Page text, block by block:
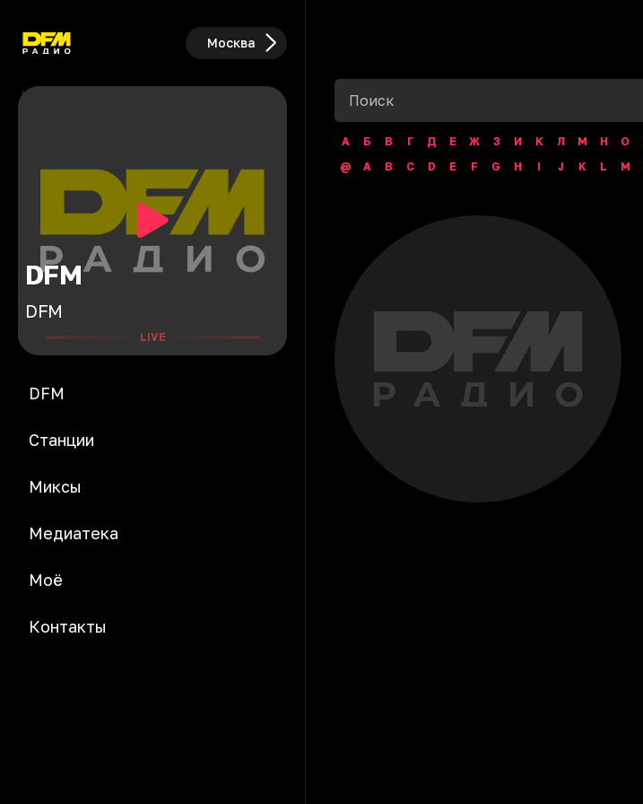
Москва
DFM
DFM
LIVE
DFM
Станции
Миксы
Медиатека
Моё
Контакты
А Б В Г Д Е Ж З И К Л М Н О
@
A B C D E F G H I J K L M